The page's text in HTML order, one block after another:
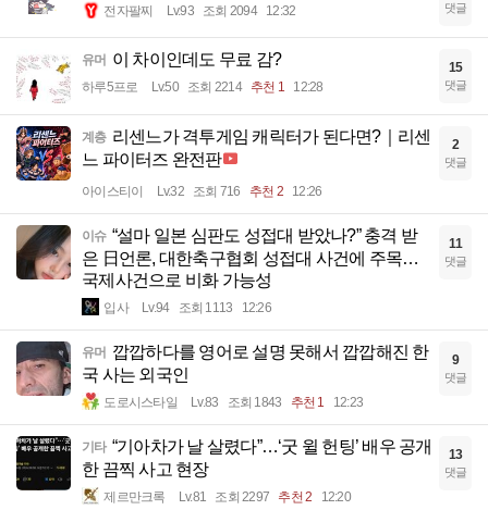
전자팔찌 Lv.93 조회 2094 12:32 댓글
유머 이 차이인데도 무료 감?
하루5프로 Lv.50 조회 2214 추천 1 12:28
15
댓글
계층 리센느가 격투게임 캐릭터가 된다면?｜리센
느 파이터즈 완전판
아이스티이 Lv.32 조회 716 추천 2 12:26
2
댓글
이슈 “설마 일본 심판도 성접대 받았나?” 충격 받
은 日언론, 대한축구협회 성접대 사건에 주목…
국제사건으로 비화 가능성
입사 Lv.94 조회 1113 12:26
11
댓글
유머 깝깝하다를 영어로 설명 못해서 깝깝해진 한
국 사는 외국인
도로시스타일 Lv.83 조회 1843 추천 1 12:23
9
댓글
기타 “기아차가 날 살렸다”…‘굿 윌 헌팅’ 배우 공개
한 끔찍 사고 현장
제르만크록 Lv.81 조회 2297 추천 2 12:20
13
댓글